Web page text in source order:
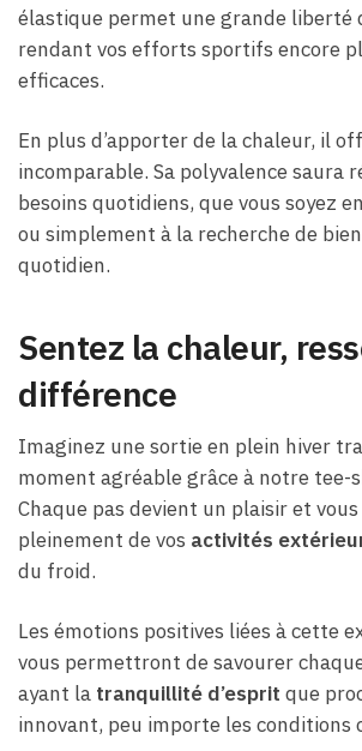
élastique permet une grande liberté
rendant vos efforts sportifs encore
efficaces.
En plus d’apporter de la chaleur, il
incomparable. Sa polyvalence saura
besoins quotidiens, que vous soyez
ou simplement à la recherche de
quotidien.
Sentez la chaleur,
différence
Imaginez une sortie en plein hiver
moment agréable grâce à notre
Chaque pas devient un plaisir et
pleinement de vos activités
du froid.
Les émotions positives liées à cette
vous permettront de savourer
ayant la tranquillité d’esprit que
innovant, peu importe les conditions